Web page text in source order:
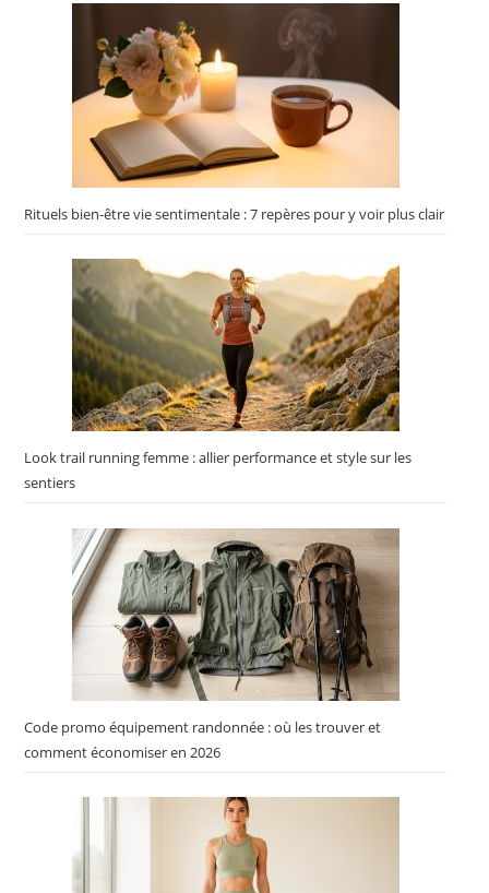
Rituels bien-être vie sentimentale : 7 repères pour y voir plus clair
Look trail running femme : allier performance et style sur les
sentiers
Code promo équipement randonnée : où les trouver et
comment économiser en 2026